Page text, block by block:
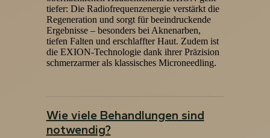
tiefer: Die Radiofrequenzenergie verstärkt die
Regeneration und sorgt für beeindruckende
Ergebnisse – besonders bei Aknenarben,
tiefen Falten und erschlaffter Haut. Zudem ist
die EXION-Technologie dank ihrer Präzision
schmerzarmer als klassisches Microneedling.
Wie viele Behandlungen sind
notwendig?